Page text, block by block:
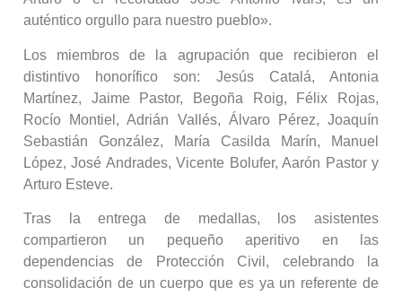
auténtico orgullo para nuestro pueblo».
Los miembros de la agrupación que recibieron el
distintivo honorífico son: Jesús Catalá, Antonia
Martínez, Jaime Pastor, Begoña Roig, Félix Rojas,
Rocío Montiel, Adrián Vallés, Álvaro Pérez, Joaquín
Sebastián González, María Casilda Marín, Manuel
López, José Andrades, Vicente Bolufer, Aarón Pastor y
Arturo Esteve.
Tras la entrega de medallas, los asistentes
compartieron un pequeño aperitivo en las
dependencias de Protección Civil, celebrando la
consolidación de un cuerpo que es ya un referente de